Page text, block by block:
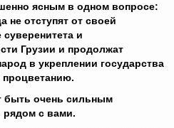
ясным в одном вопросе:
не отступят от своей
и
Грузии и продолжат
в укреплении государства
быть очень сильным
с вами.